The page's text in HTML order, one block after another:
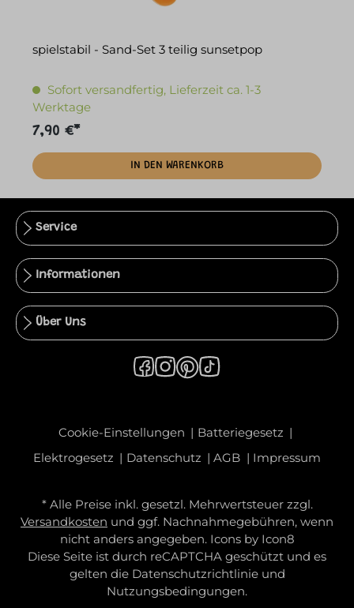
spielstabil - Sand-Set 3 teilig sunsetpop
Sofort versandfertig, Lieferzeit ca. 1-3
Werktage
7,90 €*
IN DEN WARENKORB
Service
Informationen
Über Uns
Cookie-Einstellungen
Batteriegesetz
Elektrogesetz
Datenschutz AGB Impressum
* Alle Preise inkl. gesetzl. Mehrwertsteuer zzgl.
Versandkosten und ggf. Nachnahmegebühren, wenn
nicht anders angegeben. Icons by Icon8
Diese Seite ist durch reCAPTCHA geschützt und es
gelten die Datenschutzrichtlinieund
Nutzungsbedingungen.